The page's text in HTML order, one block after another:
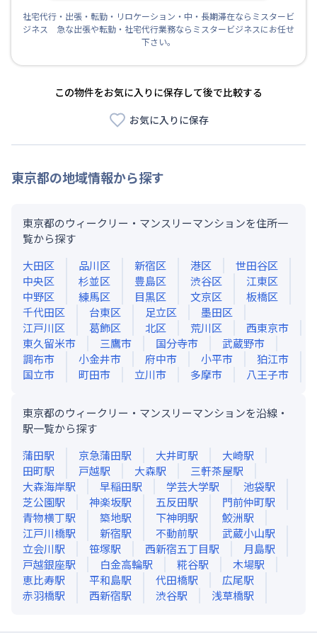
社宅代行・出張・転勤・リロケーション・中・長期滞在ならミスタービ
ジネス 急な出張や転勤・社宅代行業務ならミスタービジネスにお任せ
下さい。
この物件をお気に入りに保存して後で比較する
お気に入りに保存
東京都の地域情報から探す
東京都のウィークリー・マンスリーマンションを住所一
覧から探す
大田区
品川区 新宿区 港区
世田谷区
中央区
杉並区 豊島区 渋谷区
江東区
中野区
練馬区 目黒区 文京区
板橋区
千代田区
台東区 足立区
墨田区
江戸川区
葛飾区 北区 荒川区
西東京市
東久留米市
三鷹市 国分寺市
武蔵野市
調布市
小金井市 府中市 小平市
狛江市
国立市
町田市 立川市 多摩市 八王子市
東京都のウィークリー・マンスリーマンションを沿線・
駅一覧から探す
蒲田駅 京急蒲田駅 大井町駅 大崎駅
田町駅 戸越駅 大森駅 三軒茶屋駅
大森海岸駅 早稲田駅 学芸大学駅 池袋駅
芝公園駅 神楽坂駅 五反田駅 門前仲町駅
青物横丁駅 築地駅 下神明駅 鮫洲駅
江戸川橋駅 新宿駅 不動前駅 武蔵小山駅
立会川駅 笹塚駅 西新宿五丁目駅 月島駅
戸越銀座駅 白金高輪駅 糀谷駅 木場駅
恵比寿駅 平和島駅 代田橋駅 広尾駅
赤羽橋駅 西新宿駅 渋谷駅 浅草橋駅